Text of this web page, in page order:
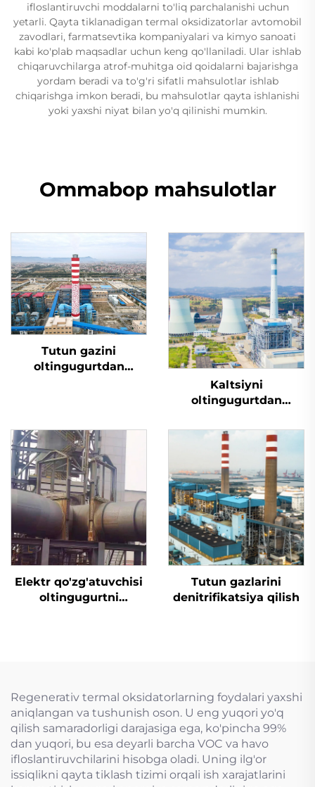
ifloslantiruvchi moddalarni to'liq parchalanishi uchun
yetarli. Qayta tiklanadigan termal oksidizatorlar avtomobil
zavodlari, farmatsevtika kompaniyalari va kimyo sanoati
kabi ko'plab maqsadlar uchun keng qo'llaniladi. Ular ishlab
chiqaruvchilarga atrof-muhitga oid qoidalarni bajarishga
yordam beradi va to'g'ri sifatli mahsulotlar ishlab
chiqarishga imkon beradi, bu mahsulotlar qayta ishlanishi
yoki yaxshi niyat bilan yo'q qilinishi mumkin.
Ommabop mahsulotlar
Tutun gazini
oltingugurtdan
Kaltsiyni
oltingugurtdan
Elektr qo'zg'atuvchisi
oltingugurtni
Tutun gazlarini
denitrifikatsiya qilish
Regenerativ termal oksidatorlarning foydalari yaxshi
aniqlangan va tushunish oson. U eng yuqori yo'q
qilish samaradorligi darajasiga ega, ko'pincha 99%
dan yuqori, bu esa deyarli barcha VOC va havo
ifloslantiruvchilarini hisobga oladi. Uning ilg'or
issiqlikni qayta tiklash tizimi orqali ish xarajatlarini